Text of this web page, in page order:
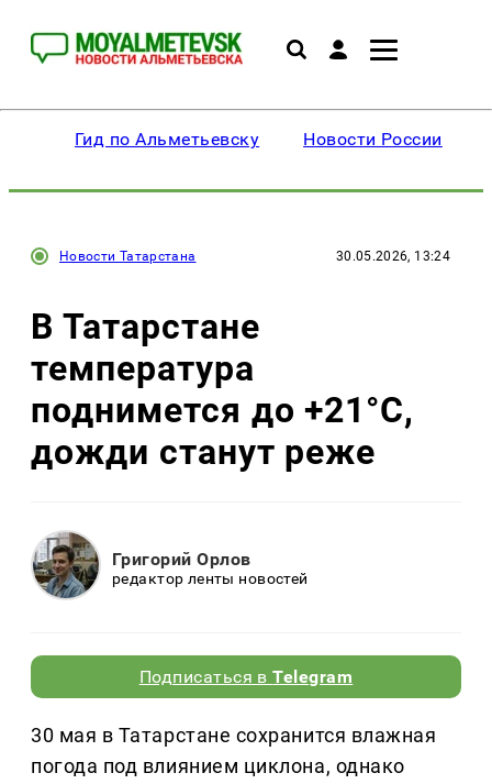
Гид по Альметьевску Новости России
Новости Татарстана 30.05.2026, 13:24
В Татарстане
температура
поднимется до +21°C,
дожди станут реже
Григорий Орлов
редактор ленты новостей
Подписаться вTelegram
30 мая в Татарстане сохранится влажная
погода под влиянием циклона, однако